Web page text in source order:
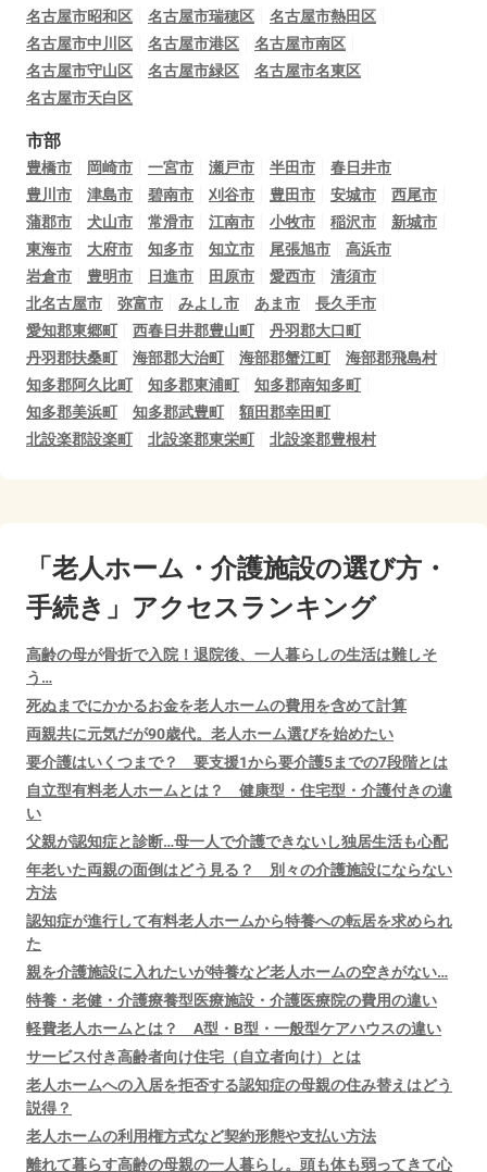
名古屋市昭和区
名古屋市瑞穂区
名古屋市熱田区
名古屋市中川区
名古屋市港区
名古屋市南区
名古屋市守山区
名古屋市緑区
名古屋市名東区
名古屋市天白区
市部
豊橋市 岡崎市 一宮市 瀬戸市 半田市
春日井市
豊川市
津島市 碧南市 刈谷市 豊田市 安城市
西尾市
蒲郡市
犬山市 常滑市 江南市 小牧市 稲沢市
新城市
東海市
大府市 知多市 知立市 尾張旭市
高浜市
岩倉市
豊明市 日進市 田原市 愛西市
清須市
北名古屋市
弥富市 みよし市 あま市
長久手市
愛知郡東郷町
西春日井郡豊山町
丹羽郡大口町
丹羽郡扶桑町
海部郡大治町 海部郡蟹江町
海部郡飛島村
知多郡阿久比町
知多郡東浦町
知多郡南知多町
知多郡美浜町
知多郡武豊町
額田郡幸田町
北設楽郡設楽町
北設楽郡東栄町 北設楽郡豊根村
「老人ホーム・介護施設の選び方・
手続き」アクセスランキング
高齢の母が骨折で入院！退院後、一人暮らしの生活は難しそ
う…
死ぬまでにかかるお金を老人ホームの費用を含めて計算
両親共に元気だが90歳代。老人ホーム選びを始めたい
要介護はいくつまで？ 要支援1から要介護5までの7段階とは
自立型有料老人ホームとは？ 健康型・住宅型・介護付きの違
い
父親が認知症と診断…母一人で介護できないし独居生活も心配
年老いた両親の面倒はどう見る？ 別々の介護施設にならない
方法
認知症が進行して有料老人ホームから特養への転居を求められ
た
親を介護施設に入れたいが特養など老人ホームの空きがない…
特養・老健・介護療養型医療施設・介護医療院の費用の違い
軽費老人ホームとは？ A型・B型・一般型ケアハウスの違い
サービス付き高齢者向け住宅（自立者向け）とは
老人ホームへの入居を拒否する認知症の母親の住み替えはどう
説得？
老人ホームの利用権方式など契約形態や支払い方法
離れて暮らす高齢の母親の一人暮らし。頭も体も弱ってきて心